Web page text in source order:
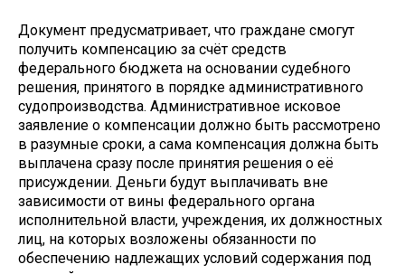
Документ предусматривает, что граждане смогут
получить компенсацию за счёт средств
федерального бюджета на основании судебного
решения, принятого в порядке административного
судопроизводства. Административное исковое
заявление о компенсации должно быть рассмотрено
в разумные сроки, а сама компенсация должна быть
выплачена сразу после принятия решения о её
присуждении. Деньги будут выплачивать вне
зависимости от вины федерального органа
исполнительной власти, учреждения, их должностных
лиц, на которых возложены обязанности по
обеспечению надлежащих условий содержания под